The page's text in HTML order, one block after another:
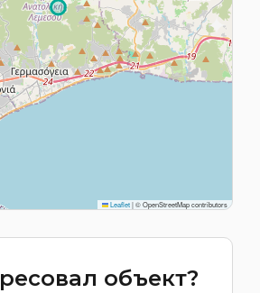
Leaflet|© OpenStreetMap contributors
объект?